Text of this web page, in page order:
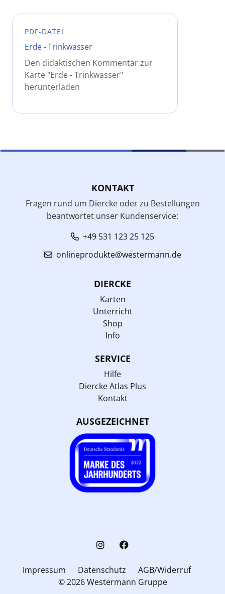
PDF-DATEI
Erde - Trinkwasser
Den didaktischen Kommentar zur
Karte "Erde - Trinkwasser"
herunterladen
KONTAKT
Fragen rund um Diercke oder zu Bestellungen
beantwortet unser Kundenservice:
+49 531 123 25 125
onlineprodukte@westermann.de
DIERCKE
Karten
Unterricht
Shop
Info
SERVICE
Hilfe
Diercke Atlas Plus
Kontakt
AUSGEZEICHNET
Impressum Datenschutz
AGB/Widerruf
© 2026 Westermann Gruppe